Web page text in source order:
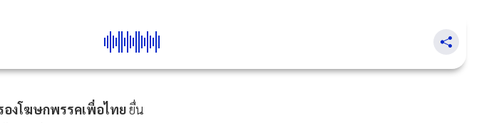
งโฆษกพรรคเพื่อไทยยื่น